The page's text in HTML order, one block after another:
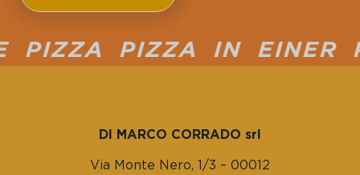
PIZZA IN EINER
DI MARCO CORRADO srl
Via Monte Nero, 1/3 – 00012